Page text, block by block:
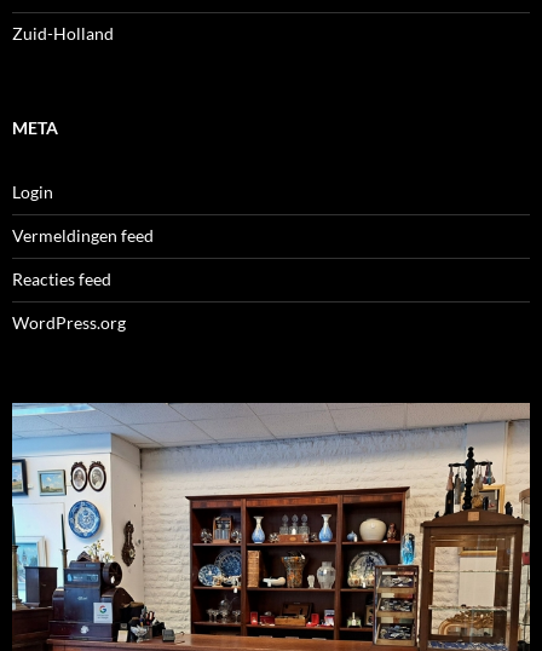
Zuid-Holland
META
Login
Vermeldingen feed
Reacties feed
WordPress.org